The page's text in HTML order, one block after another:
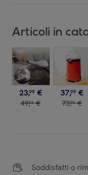
Articoli in
23,99 €
49,56 €
37,99 €
73,96 €
Soddisfatti o